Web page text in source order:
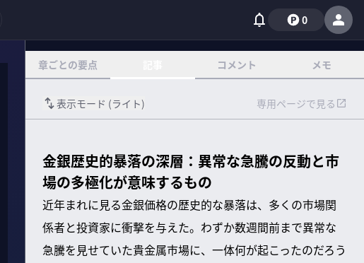
0
章ごとの要点 コメント メモ
表示モード (ライト) 専用ページで見る
金銀歴史的暴落の深層：異常な急騰の反動と市
場の多極化が意味するもの
近年まれに見る金銀価格の歴史的な暴落は、多くの市場関
係者と投資家に衝撃を与えた。わずか数週間前まで異常な
急騰を見せていた貴金属市場に、一体何が起こったのだろう